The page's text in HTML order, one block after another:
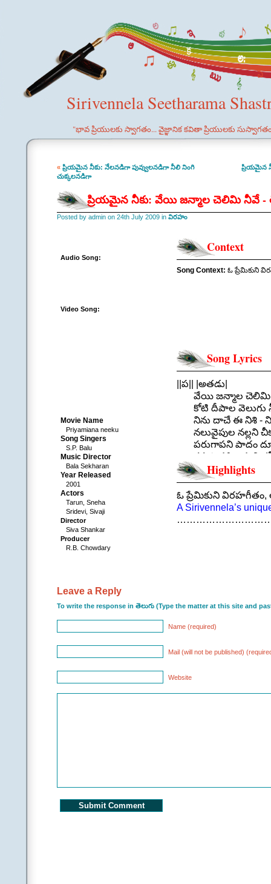
Sirivennela Seetharama
"భావ ప్రియులకు స్వాగతం... వైజ్ఞానిక కవితా ప్రియులకు
« ప్రియమైన నీకు: నేలనడిగా పువ్వులనడిగా నీలి నింగి
చుక్కలనడిగా
ప్రియమైన
ప్రియమైన నీకు: వేయి జన్మాల చెలిమి నీవే -
Posted by admin on 24th July 2009 in విరహం
Audio Song:
Video Song:
Movie Name
Priyamiana neeku
Song Singers
S.P. Balu
Music Director
Bala Sekharan
Year Released
2001
Actors
Tarun, Sneha
Sridevi, Sivaji
Director
Siva Shankar
Producer
R.B. Chowdary
Context
Song Context: ఓ ప్రేమికుని
Song Lyrics
||ప|| |అతడు|
వేయి జన్మాల చెలిమి
కోటి దీపాల వెలుగు
నిను దాచే ఈ నిశి -
నలువైపుల నల్లని
పరుగాపని పాదం
కనుపాపకి ఉప్పని
ప్రతి నిమిషం నీ వైపే
||వేయి
.
||చ|| |అతడు|
||వేయి
||చ|| |అతడు|
కోవెలై ఉంది కౌగిలి
నను నేడే శిలగా
Highlights
ఓ ప్రేమికుని
A Sirivennela’s
Leave a Reply
To write the response in తెలుగు (Type the matter at this site and
Name (required)
Mail (will not be published)
Website